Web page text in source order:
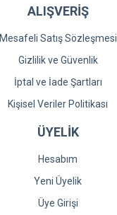
ALIŞVERİŞ
Mesafeli Satış Sözleşmesi
Gizlilik ve Güvenlik
İptal ve İade Şartları
Kişisel Veriler Politikası
ÜYELİK
Hesabım
Yeni Üyelik
Üye Girişi